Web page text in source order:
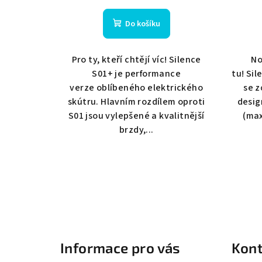
Do košíku
Pro ty, kteří chtějí víc! Silence
S01+ je performance
verze oblíbeného elektrického
skútru. Hlavním rozdílem oproti
S01 jsou vylepšené a kvalitnější
brzdy,...
tu!
se
Informace pro vás